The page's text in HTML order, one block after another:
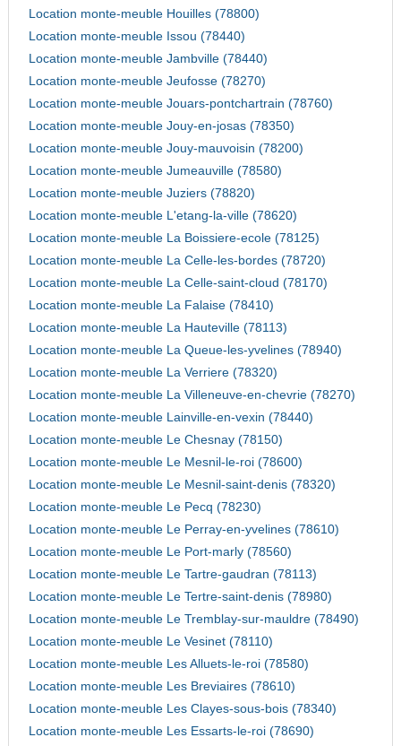
Location monte-meuble Houilles (78800)
Location monte-meuble Issou (78440)
Location monte-meuble Jambville (78440)
Location monte-meuble Jeufosse (78270)
Location monte-meuble Jouars-pontchartrain (78760)
Location monte-meuble Jouy-en-josas (78350)
Location monte-meuble Jouy-mauvoisin (78200)
Location monte-meuble Jumeauville (78580)
Location monte-meuble Juziers (78820)
Location monte-meuble L'etang-la-ville (78620)
Location monte-meuble La Boissiere-ecole (78125)
Location monte-meuble La Celle-les-bordes (78720)
Location monte-meuble La Celle-saint-cloud (78170)
Location monte-meuble La Falaise (78410)
Location monte-meuble La Hauteville (78113)
Location monte-meuble La Queue-les-yvelines (78940)
Location monte-meuble La Verriere (78320)
Location monte-meuble La Villeneuve-en-chevrie (78270)
Location monte-meuble Lainville-en-vexin (78440)
Location monte-meuble Le Chesnay (78150)
Location monte-meuble Le Mesnil-le-roi (78600)
Location monte-meuble Le Mesnil-saint-denis (78320)
Location monte-meuble Le Pecq (78230)
Location monte-meuble Le Perray-en-yvelines (78610)
Location monte-meuble Le Port-marly (78560)
Location monte-meuble Le Tartre-gaudran (78113)
Location monte-meuble Le Tertre-saint-denis (78980)
Location monte-meuble Le Tremblay-sur-mauldre (78490)
Location monte-meuble Le Vesinet (78110)
Location monte-meuble Les Alluets-le-roi (78580)
Location monte-meuble Les Breviaires (78610)
Location monte-meuble Les Clayes-sous-bois (78340)
Location monte-meuble Les Essarts-le-roi (78690)